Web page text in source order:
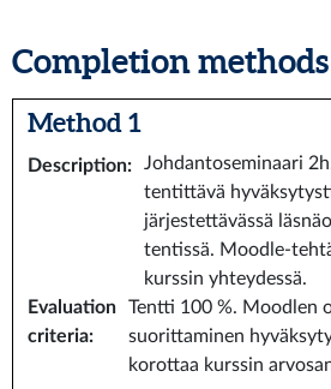
Completion methods
Method 1
Description:
Johdantoseminaari
tentittävä
järjestettävässä
tentissä. Moodle-
kurssin yhteydessä.
Evaluation
criteria:
Tentti 100 %. Moodlen
suorittaminen
korottaa kurssin